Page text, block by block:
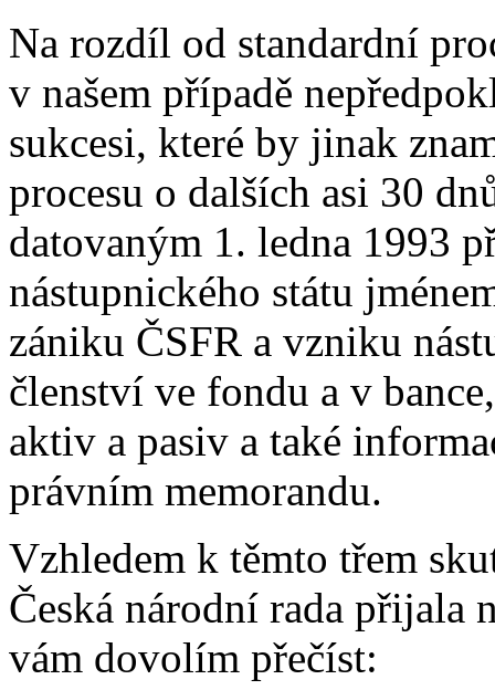
Na rozdíl od standardní
v našem případě
sukcesi, které by jinak
procesu o dalších asi 30
datovaným 1. ledna 1993
nástupnického státu
zániku ČSFR a vzniku
členství ve fondu a v
aktiv a pasiv a také
právním memorandu.
Vzhledem k těmto třem
Česká národní rada přijala
vám dovolím přečíst: